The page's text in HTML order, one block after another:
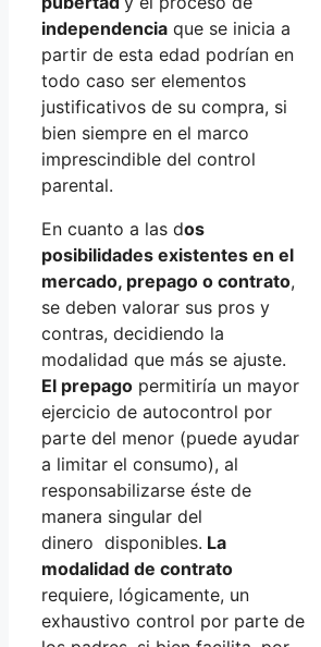
independencia que se inicia a
partir de esta edad podrían en
todo caso ser elementos
justificativos de su compra, si
bien siempre en el marco
imprescindible del control
parental.
En cuanto a las dos
posibilidades existentes en el
mercado, prepago o contrato,
se deben valorar sus pros y
contras, decidiendo la
modalidad que más se ajuste.
El prepago permitiría un mayor
ejercicio de autocontrol por
parte del menor (puede ayudar
a limitar el consumo), al
responsabilizarse éste de
manera singular del
dinero disponibles. La
modalidad de contrato
requiere, lógicamente, un
exhaustivo control por parte de